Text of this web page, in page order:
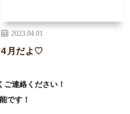
2023.04.01
4月だよ♡
連絡ください！
です！